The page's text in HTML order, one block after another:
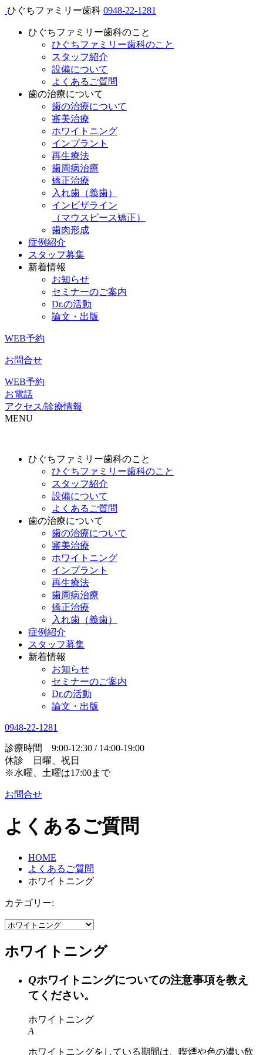
ひぐちファミリー歯科 0948-22-1281
ひぐちファミリー歯科のこと
ひぐちファミリー歯科のこと
スタッフ紹介
設備について
よくあるご質問
歯の治療について
歯の治療について
審美治療
ホワイトニング
インプラント
再生療法
歯周病治療
矯正治療
入れ歯（義歯）
インビザライン
（マウスピース矯正）
歯肉形成
症例紹介
スタッフ募集
新着情報
お知らせ
セミナーのご案内
Dr.の活動
論文・出版
WEB予約
お問合せ
WEB予約
お電話
アクセス/診療情報
MENU
ひぐちファミリー歯科のこと
ひぐちファミリー歯科のこと
スタッフ紹介
設備について
よくあるご質問
歯の治療について
歯の治療について
審美治療
ホワイトニング
インプラント
再生療法
歯周病治療
矯正治療
入れ歯（義歯）
症例紹介
スタッフ募集
新着情報
お知らせ
セミナーのご案内
Dr.の活動
論文・出版
0948-22-1281
診療時間 9:00-12:30 / 14:00-19:00
休診 日曜、祝日
※水曜、土曜は17:00まで
お問合せ
よくあるご質問
HOME
よくあるご質問
ホワイトニング
カテゴリー:
ホワイトニング
Qホワイトニングについての注意事項を教え
てください。
ホワイトニング
A
ホワイトニングをしている期間は、喫煙や色の濃い飲